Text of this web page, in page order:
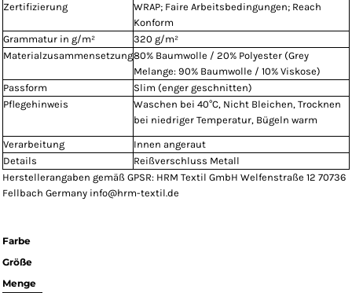
Zertifizierung
WRAP; Faire Arbeitsbedingungen; Reach
Konform
Grammatur in g/m²
320 g/m²
Materialzusammensetzung80% Baumwolle / 20% Polyester (Grey
Melange: 90% Baumwolle / 10% Viskose)
Passform
Slim (enger geschnitten)
Pflegehinweis
Waschen bei 40°C, Nicht Bleichen, Trocknen
bei niedriger Temperatur, Bügeln warm
Verarbeitung
Innen angeraut
Details
Reißverschluss Metall
Herstellerangaben gemäß GPSR: HRM Textil GmbH Welfenstraße 12 70736
Fellbach Germany info@hrm-textil.de
Farbe
Größe
Menge